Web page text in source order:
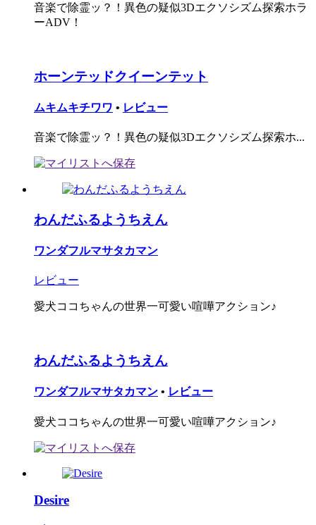
音楽で除霊ッ？！異色の疑似3Dエクソシズム探索ホラ
ーADV！
ホーンテッドクイーンテット
ムキムキチワワ • レビュー
音楽で除霊ッ？！異色の疑似3Dエクソシズム探索ホ...
わんだふるようちえん
ワンダフルマサタカマン
レビュー
愛犬ココちゃんの世界一可愛い喧嘩アクション♪
わんだふるようちえん
ワンダフルマサタカマン • レビュー
愛犬ココちゃんの世界一可愛い喧嘩アクション♪
Desire